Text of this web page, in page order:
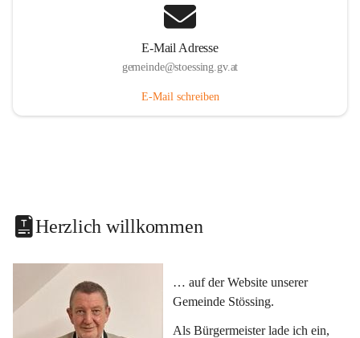
E-Mail Adresse
gemeinde@stoessing.gv.at
E-Mail schreiben
Herzlich willkommen
… auf der Website unserer
Gemeinde Stössing.
Als Bürgermeister lade ich ein,